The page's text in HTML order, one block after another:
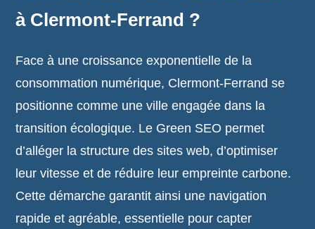
à Clermont-Ferrand ?
Face à une croissance exponentielle de la
consommation numérique, Clermont-Ferrand se
positionne comme une ville engagée dans la
transition écologique. Le Green SEO permet
d’alléger la structure des sites web, d’optimiser
leur vitesse et de réduire leur empreinte carbone.
Cette démarche garantit ainsi une navigation
rapide et agréable, essentielle pour capter